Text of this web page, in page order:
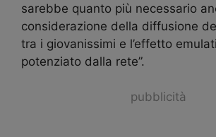
sarebbe quanto più necessario
considerazione della diffusione
tra i giovanissimi e l’effetto
potenziato dalla rete”.
pubblicità